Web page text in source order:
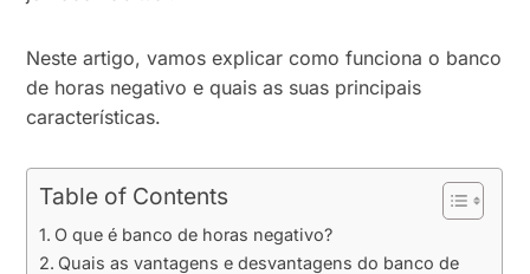
Neste artigo, vamos explicar como funciona o banco
de horas negativo e quais as suas principais
características.
Table of Contents
O que é banco de horas negativo?
Quais as vantagens e desvantagens do banco de